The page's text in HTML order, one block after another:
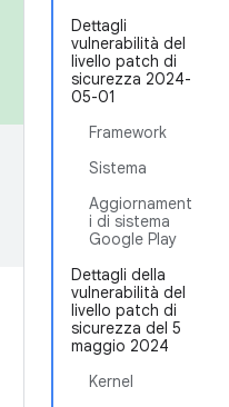
Dettagli
vulnerabilità del
livello patch di
sicurezza 2024-
05-01
Framework
Sistema
Aggiornament
i di sistema
Google Play
Dettagli della
vulnerabilità del
livello patch di
sicurezza del 5
maggio 2024
Kernel